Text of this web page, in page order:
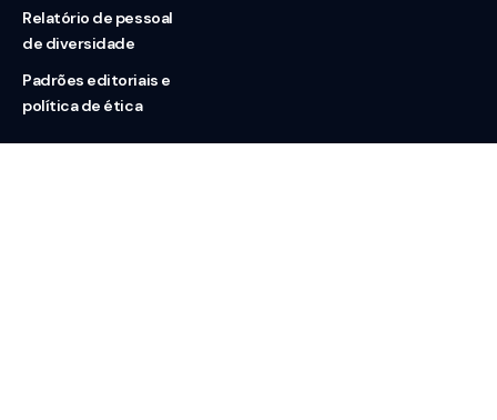
Relatório de pessoal
de diversidade
Padrões editoriais e
política de ética